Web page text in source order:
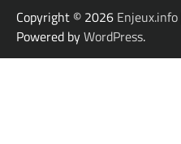
Copyright © 2026 Enjeux.info
Powered byWordPress.